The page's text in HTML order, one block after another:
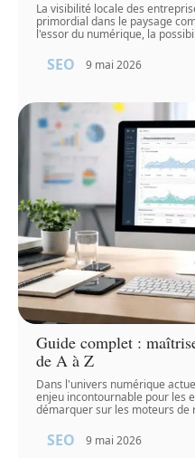
La visibilité locale des
primordial dans le paysage
l'essor du numérique, la
SEO 9 mai 2026
Guide complet :
de A à Z
Dans l'univers numérique
enjeu incontournable pour les
démarquer sur les moteurs de
SEO 9 mai 2026